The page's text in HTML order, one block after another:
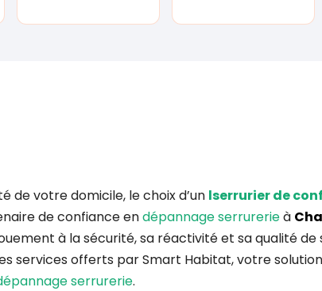
de votre domicile, le choix d’un lserrurier de
de confiance endépannage serrurerieà
à la sécurité, sa réactivité et sa qualité de
services offerts par Smart Habitat, votre
serrurerie.